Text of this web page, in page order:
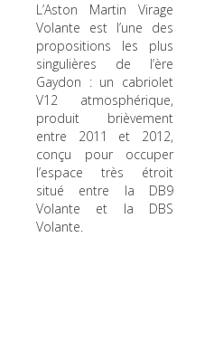
L’Aston Martin Virage
Volante est l’une des
propositions les plus
singulières de l’ère
Gaydon : un cabriolet
V12 atmosphérique,
produit brièvement
entre 2011 et 2012,
conçu pour occuper
l’espace très étroit
situé entre la DB9
Volante et la DBS
Volante.